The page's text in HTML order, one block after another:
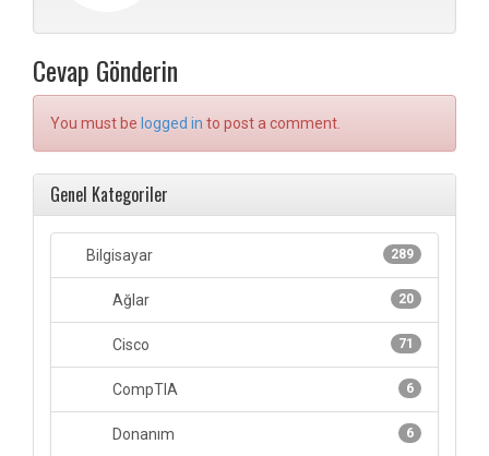
Cevap Gönderin
You must be logged in to post a comment.
Genel Kategoriler
289
Bilgisayar
20
Ağlar
71
Cisco
6
CompTIA
6
Donanım